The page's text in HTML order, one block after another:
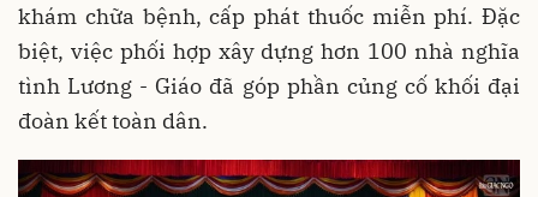
khám chữa bệnh, cấp phát thuốc miễn phí. Đặc
biệt, việc phối hợp xây dựng hơn 100 nhà nghĩa
tình Lương - Giáo đã góp phần củng cố khối đại
đoàn kết toàn dân.